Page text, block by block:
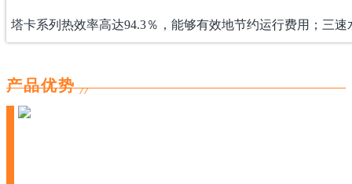
塔卡系列热效率高达94.3％，能够有效地节约运行费用；三
产品优势